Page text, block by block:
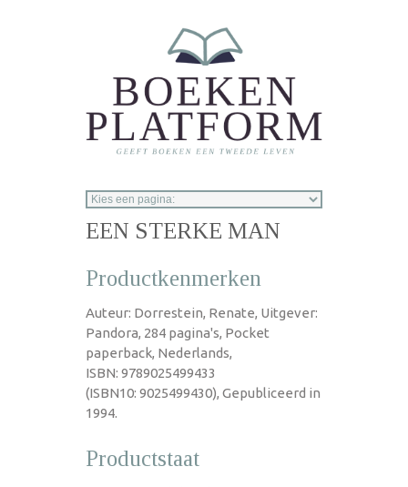
EEN STERKE MAN
Productkenmerken
Auteur: Dorrestein, Renate, Uitgever:
Pandora, 284 pagina's, Pocket
paperback, Nederlands,
ISBN: 9789025499433
(ISBN10: 9025499430), Gepubliceerd in
1994.
Productstaat